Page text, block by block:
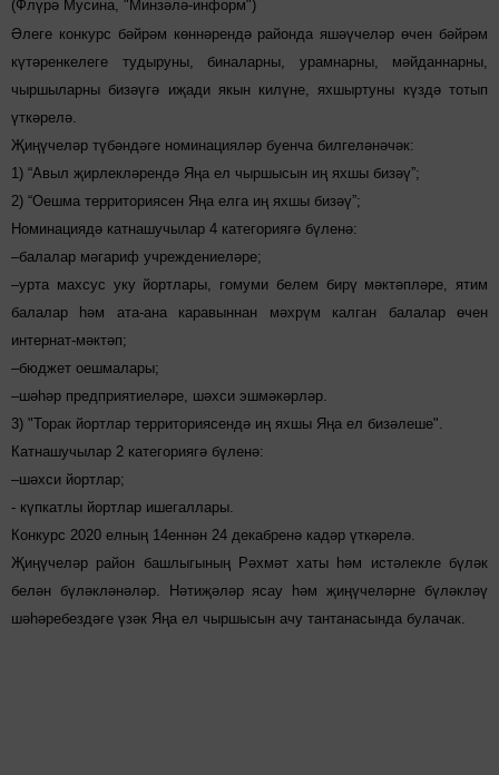
(Флүрә Мусина, "Минзәлә-информ")
Әлеге конкурс бәйрәм көннәрендә районда яшәүчеләр өчен бәйрәм
күтәренкелеге тудыруны, биналарны, урамнарны, мәйданнарны,
чыршыларны бизәүгә иҗади якын килүне, яхшыртуны күздә тотып
үткәрелә.
Җиңүчеләр түбәндәге номинацияләр буенча билгеләнәчәк:
1) “Авыл җирлекләрендә Яңа ел чыршысын иң яхшы бизәү”;
2) “Оешма территориясен Яңа елга иң яхшы бизәү”;
Номинациядә катнашучылар 4 категориягә бүленә:
–балалар мәгариф учреждениеләре;
–урта махсус уку йортлары, гомуми белем бирү мәктәпләре, ятим
балалар һәм ата-ана каравыннан мәхрүм калган балалар өчен
интернат-мәктәп;
–бюджет оешмалары;
–шәһәр предприятиеләре, шәхси эшмәкәрләр.
3) "Торак йортлар территориясендә иң яхшы Яңа ел бизәлеше".
Катнашучылар 2 категориягә бүленә:
–шәхси йортлар;
- күпкатлы йортлар ишегаллары.
Конкурс 2020 елның 14еннән 24 декабренә кадәр үткәрелә.
Җиңүчеләр район башлыгының Рәхмәт хаты һәм истәлекле бүләк
белән бүләкләнәләр. Нәтиҗәләр ясау һәм җиңүчеләрне бүләкләү
шәһәребездәге үзәк Яңа ел чыршысын ачу тантанасында булачак.